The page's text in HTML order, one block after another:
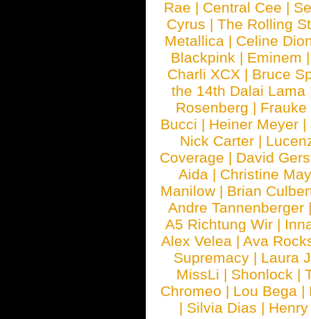
Rae | Central Cee |
Cyrus | The Rolling
Metallica | Celine
Blackpink | Eminem
Charli XCX | Bruce
the 14th Dalai Lama
Rosenberg | Frauke
Bucci | Heiner Meyer |
Nick Carter |
Coverage | David
Aida | Christine
Manilow | Brian
Andre Tannenberger
A5 Richtung Wir |
Alex Velea | Ava
Supremacy | Laura
MissLi | Shonlock |
Chromeo | Lou Bega |
| Silvia Dias |